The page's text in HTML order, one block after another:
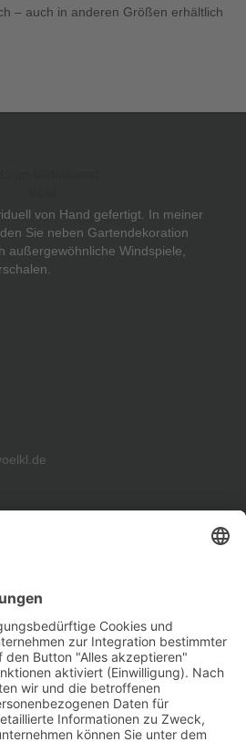
– auch in anderen Größen erhältlich
von Hand gefertigt. In meiner
Sie neben Gartendekoration
außergewöhnliche Windspiele,